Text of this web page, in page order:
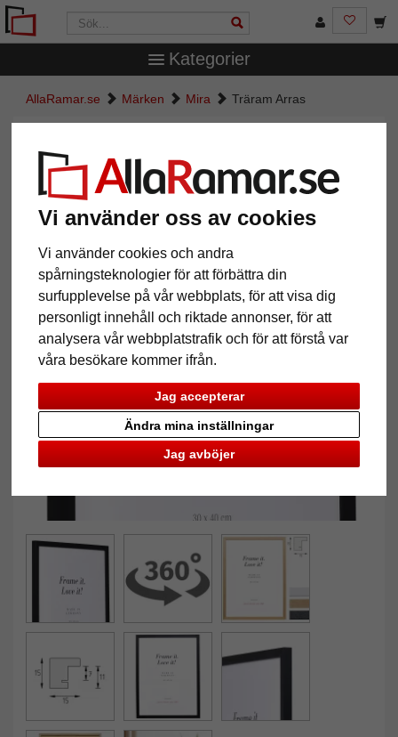
Vi använder oss av cookies
Vi använder cookies och andra
spårningsteknologier för att förbättra din
surfupplevelse på vår webbplats, för att visa dig
personligt innehåll och riktade annonser, för att
analysera vår webbplatstrafik och för att förstå var
våra besökare kommer ifrån.
Jag accepterar
Jag avböjer
Ändra mina inställningar
Kategorier
AllaRamar.se Märken Mira Träram Arras
Tillbaka